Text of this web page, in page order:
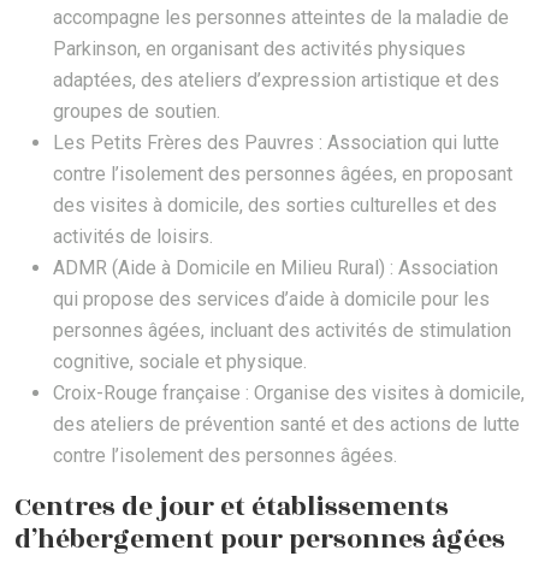
accompagne les personnes atteintes de la maladie de
Parkinson, en organisant des activités physiques
adaptées, des ateliers d’expression artistique et des
groupes de soutien.
Les Petits Frères des Pauvres : Association qui lutte
contre l’isolement des personnes âgées, en proposant
des visites à domicile, des sorties culturelles et des
activités de loisirs.
ADMR (Aide à Domicile en Milieu Rural) : Association
qui propose des services d’aide à domicile pour les
personnes âgées, incluant des activités de stimulation
cognitive, sociale et physique.
Croix-Rouge française : Organise des visites à domicile,
des ateliers de prévention santé et des actions de lutte
contre l’isolement des personnes âgées.
Centres de jour et établissements
d’hébergement pour personnes âgées